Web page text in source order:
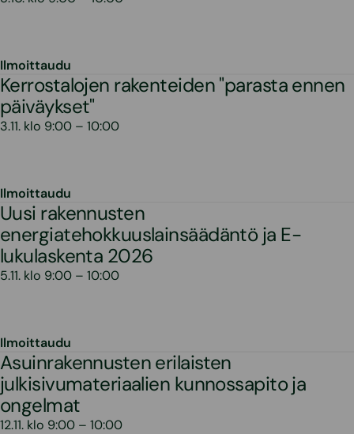
Ilmoittaudu
Kerrostalojen rakenteiden "parasta ennen
päiväykset"
3.11. klo 9:00 – 10:00
Ilmoittaudu
Uusi rakennusten
energiatehokkuuslainsäädäntö ja E-
lukulaskenta 2026
5.11. klo 9:00 – 10:00
Ilmoittaudu
Asuinrakennusten erilaisten
julkisivumateriaalien kunnossapito ja
ongelmat
12.11. klo 9:00 – 10:00